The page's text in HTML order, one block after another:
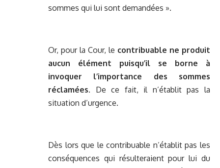
sommes qui lui sont demandées ».
Or, pour la Cour, le contribuable ne produit
aucun élément puisqu’il se borne à
invoquer l’importance des sommes
réclamées. De ce fait, il n’établit pas la
situation d’urgence.
Dès lors que le contribuable n’établit pas les
conséquences qui résulteraient pour lui du